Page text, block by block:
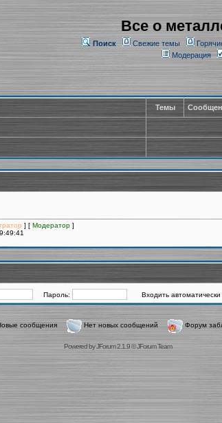
Все о
Поиск Свежие темы
Модерация
Темы
] [ Модератор ]
Пароль: Входить автоматически
сообщения Нет новых сообщений Форум
Powered byJForum 2.1.9©JForum Team